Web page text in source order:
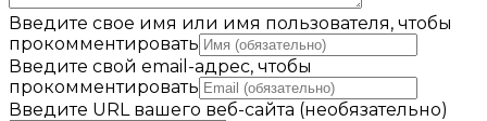
Введите свое имя или имя пользователя, чтобы
прокомментировать
Введите свой email-адрес, чтобы
прокомментировать
Введите URL вашего веб-сайта (необязательно)